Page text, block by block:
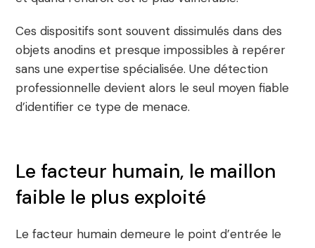
Ces dispositifs sont souvent dissimulés dans des
objets anodins et presque impossibles à repérer
sans une expertise spécialisée. Une détection
professionnelle devient alors le seul moyen fiable
d’identifier ce type de menace.
Le facteur humain, le maillon
faible le plus exploité
Le facteur humain demeure le point d’entrée le